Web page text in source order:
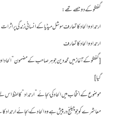
گفتگو کے دو حصے تھے:
ارتداد و الحاد کا تعارف سوشل میڈیا کے انسانی زندگی پر اثرات
ارتداد و الحاد کا تعارف
[گفتگو کے آغاز میں محمد دین جوہر صاحب کے مضمون “الحاد
گیا]
موضوع کے انتخاب میں الحاد کی بجائے ” ارتداد” کا لفظ
معاشرے کو جو چیلنج درپیش ہے وہ الحاد کے بجائے